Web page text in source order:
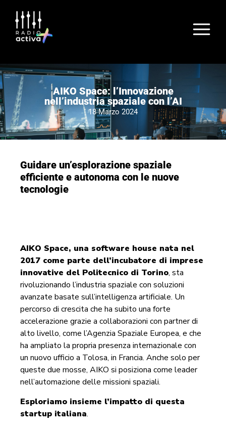
AIKO Space: l’Innovazione
nell’industria spaziale con l’AI
18 Marzo 2024
Guidare un’esplorazione spaziale
efficiente e autonoma con le nuove
tecnologie
AIKO Space, una software house nata nel
2017 come parte dell’incubatore di imprese
innovative del Politecnico di Torino, sta
rivoluzionando l’industria spaziale con soluzioni
avanzate basate sull’intelligenza artificiale. Un
percorso di crescita che ha subito una forte
accelerazione grazie a collaborazioni con partner di
alto livello, come l’Agenzia Spaziale Europea, e che
ha ampliato la propria presenza internazionale con
un nuovo ufficio a Tolosa, in Francia. Anche solo per
queste due mosse, AIKO si posiziona come leader
nell’automazione delle missioni spaziali.
Esploriamo insieme l’impatto di questa
startup italiana.